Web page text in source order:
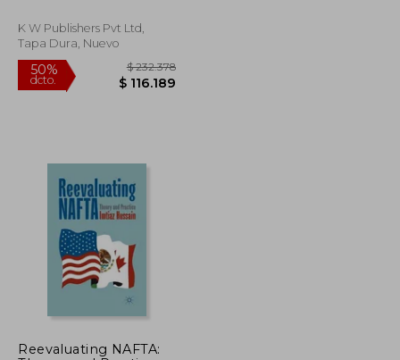
$ 222.062
$ 111.031
K W Publishers Pvt Ltd,
Tapa Dura, Nuevo
dcto.
Reevaluating NAFTA: